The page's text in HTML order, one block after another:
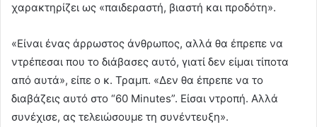
χαρακτηρίζει ως «παιδεραστή, βιαστή και προδότη».
«Είναι ένας άρρωστος άνθρωπος, αλλά θα έπρεπε να
ντρέπεσαι που το διάβασες αυτό, γιατί δεν είμαι τίποτα
από αυτά», είπε ο κ. Τραμπ. «Δεν θα έπρεπε να το
διαβάζεις αυτό στο “60 Minutes”. Είσαι ντροπή. Αλλά
συνέχισε, ας τελειώσουμε τη συνέντευξη».